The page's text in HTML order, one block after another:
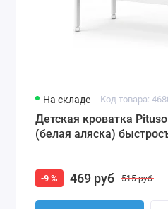
На складе Код товара:
Детская кроватка
(белая аляска)
-9 % 469 руб 515 руб